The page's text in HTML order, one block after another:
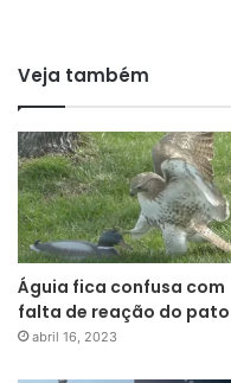
Veja também
Águia fica confusa com
falta de reação do pato
abril 16, 2023